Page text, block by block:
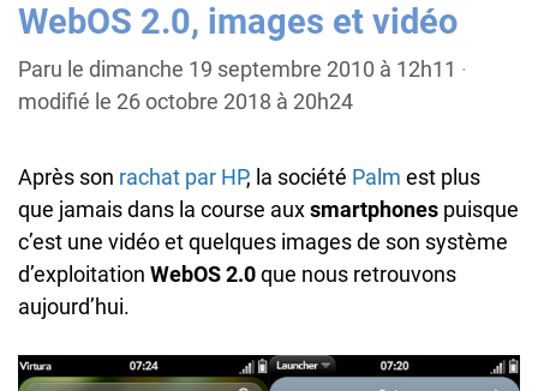
WebOS 2.0, images et vidéo
Paru le dimanche 19 septembre 2010 à 12h11 ·
modifié le 26 octobre 2018 à 20h24
Après son rachat par HP, la société Palm est plus
que jamais dans la course auxsmartphones puisque
c’est une vidéo et quelques images de son système
d’exploitation WebOS 2.0que nous retrouvons
aujourd’hui.